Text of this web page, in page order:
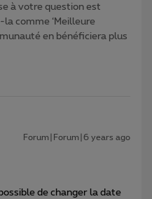
à votre question est
la comme ‘Meilleure
en bénéficiera plus
Forum|Forum|6 years ago
de changer la date